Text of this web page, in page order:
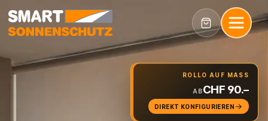
ROLLO AUF MASS
ABCHF 90.–
DIREKT KONFIGURIEREN